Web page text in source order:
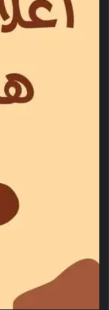
من جانبهما عبر سفيرا
أولتهما إياها القيادة
حضر مراسم أداء اليمين
رئيس الدولة نائب رئيس
الشيخ حمدان بن محمد بن